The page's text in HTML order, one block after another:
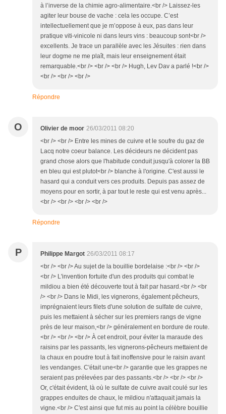
à l’inverse de la chimie agro-alimentaire.<br /> Laissez-les
agiter leur bouse de vache : cela les occupe. C’est
intellectuellement que je m’oppose à eux, pas dans leur
pratique viti-vinicole ni dans leurs vins : beaucoup sont<br />
excellents. Je trace un parallèle avec les Jésuites : rien dans
leur dogme ne me plaît, mais leur enseignement était
remarquable.<br /> <br /> <br /> Hugh, Lev Dav a parlé !<br />
<br /> <br /> <br />
Répondre
O Olivier de moor 26/03/2011 08:20
<br /> <br /> Entre les mines de cuivre et le soufre du gaz de
Lacq notre coeur balance. Les décideurs ne décident pas
grand chose alors que l'habitude conduit jusqu'à colorer la BB
en bleu qui est plutot<br /> blanche à l'origine. C'est aussi le
hasard qui a conduit vers ces produits. Depuis pas assez de
moyens pour en sortir, à par tout le reste qui est venu après...
<br /> <br /> <br /> <br />
Répondre
P Philippe Margot 26/03/2011 08:17
<br /> <br /> Au sujet de la bouillie bordelaise :<br /> <br />
<br /> L'invention fortuite d'un des produits qui combat le
mildiou a bien été découverte tout à fait par hasard.<br /> <br
/> <br /> Dans le Midi, les vignerons, également pêcheurs,
imprégnaient leurs filets d'une solution de sulfate de cuivre,
puis les mettaient à sécher sur les premiers rangs de vigne
près de leur maison,<br /> généralement en bordure de route.
<br /> <br /> <br /> À cet endroit, pour éviter la maraude des
raisins par les passants, les vignerons-pêcheurs mettaient de
la chaux en poudre tout à fait inoffensive pour le raisin avant
les vendanges. C'était une<br /> garantie que les grappes ne
seraient pas prélevées par des passants.<br /> <br /> <br />
Or, c'était évident, là où le sulfate de cuivre avait coulé sur les
grappes enduites de chaux, le mildiou n'attaquait jamais la
vigne.<br /> C'est ainsi que fut mis au point la célèbre bouillie